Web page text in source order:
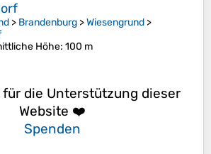
> Brandenburg >Wiesengrund >
Höhe: 100 m
für die Unterstützung dieser
Website ❤️
Spenden